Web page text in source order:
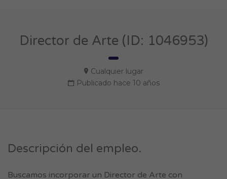
Director de Arte (ID: 1046953)
Cualquier lugar
Publicado hace 10 años
Descripción del empleo.
Buscamos incorporar un Director de Arte con